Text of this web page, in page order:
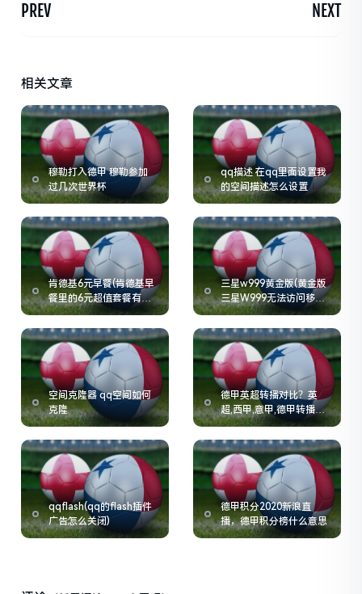
PREV NEXT
相关文章
穆勒打入德甲 穆勒参加
过几次世界杯
qq描述 在qq里面设置我
的空间描述怎么设置
肯德基6元早餐(肯德基早
餐里的6元超值套餐有什
么全国都有吗)
三星w999黄金版(黄金版
三星W999无法访问移动
网络)
空间克隆器 qq空间如何
克隆
德甲英超转播对比？英
超,西甲,意甲,德甲转播费
用的情况如何
qqflash(qq的flash插件
广告怎么关闭)
德甲积分2020新浪直
播，德甲积分榜什么意思